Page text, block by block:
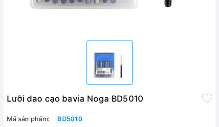
Lưỡi dao cạo bavia Noga BD5010
Mã sản phẩm:
BD5010